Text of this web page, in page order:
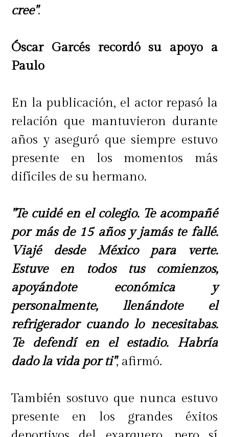
cree".
Óscar Garcés recordó su apoyo a
Paulo
En la publicación, el actor repasó la
relación que mantuvieron durante
años y aseguró que siempre estuvo
presente en los momentos más
difíciles de su hermano.
"Te cuidé en el colegio. Te acompañé
por más de 15 años y jamás te fallé.
Viajé desde México para verte.
Estuve en todos tus comienzos,
apoyándote económica y
personalmente, llenándote el
refrigerador cuando lo necesitabas.
Te defendí en el estadio. Habría
dado la vida por ti", afirmó.
También sostuvo que nunca estuvo
presente en los grandes éxitos